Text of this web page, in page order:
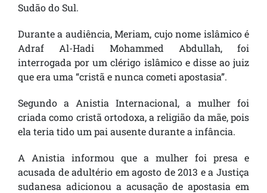
Sudão do Sul.
Durante a audiência, Meriam, cujo nome islâmico é
Adraf Al-Hadi Mohammed Abdullah, foi
interrogada por um clérigo islâmico e disse ao juiz
que era uma “cristã e nunca cometi apostasia”.
Segundo a Anistia Internacional, a mulher foi
criada como cristã ortodoxa, a religião da mãe, pois
ela teria tido um pai ausente durante a infância.
A Anistia informou que a mulher foi presa e
acusada de adultério em agosto de 2013 e a Justiça
sudanesa adicionou a acusação de apostasia em